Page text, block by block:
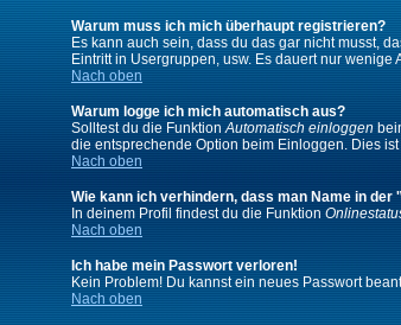
Warum muss ich mich überhaupt registrieren?
Es kann auch sein, dass du das gar nicht musst,
Eintritt in Usergruppen, usw. Es dauert nur
Nach oben
Warum logge ich mich automatisch aus?
Solltest du die FunktionAutomatisch einloggen
die entsprechende Option beim Einloggen. Dies
Nach oben
Wie kann ich verhindern, dass man Name in
In deinem Profil findest du die Funktion
Nach oben
Ich habe mein Passwort verloren!
Kein Problem! Du kannst ein neues Passwort
Nach oben